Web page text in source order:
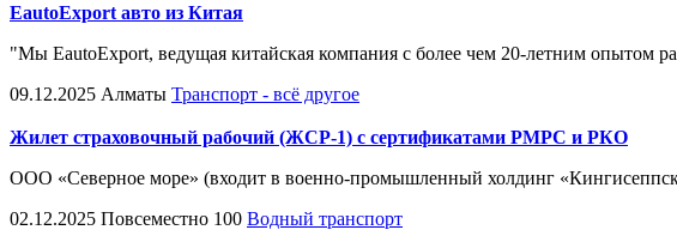
EautoExport авто из Китая
"Мы EautoExport, ведущая китайская компания с более чем 20-летним опытом
09.12.2025 Алматы Транспорт - всё другое
Жилет страховочный рабочий (ЖСР-1) с сертификатами РМРС и РКО
ООО «Северное море» (входит в военно-промышленный холдинг
02.12.2025 Повсеместно 100 Водный транспорт